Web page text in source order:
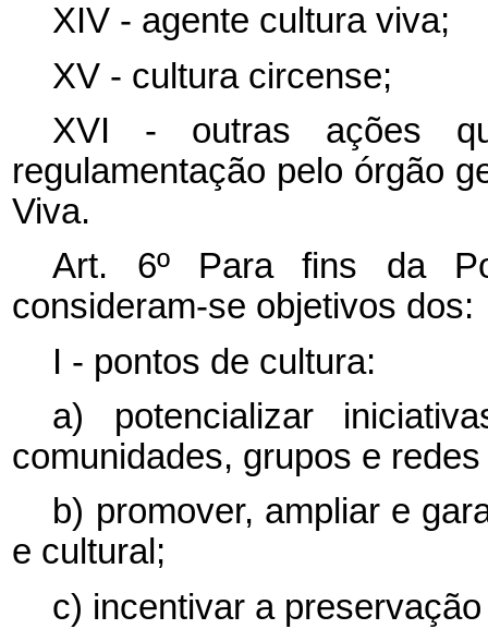
XIV - agente cultura viva;
XV - cultura circense;
XVI - outras ações
regulamentação pelo órgão
Viva.
Art. 6º Para fins da
consideram-se objetivos dos:
I - pontos de cultura:
a) potencializar
comunidades, grupos e
b) promover, ampliar e
e cultural;
c) incentivar a